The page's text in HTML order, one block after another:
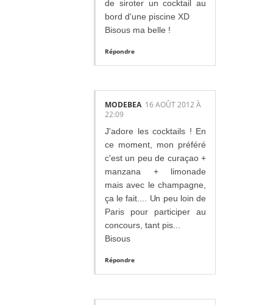
de siroter un cocktail au
bord d'une piscine XD
Bisous ma belle !
Répondre
MODEBEA 16 AOÛT 2012 À
22:09
J'adore les cocktails ! En
ce moment, mon préféré
c'est un peu de curaçao +
manzana + limonade
mais avec le champagne,
ça le fait.... Un peu loin de
Paris pour participer au
concours, tant pis...
Bisous
Répondre